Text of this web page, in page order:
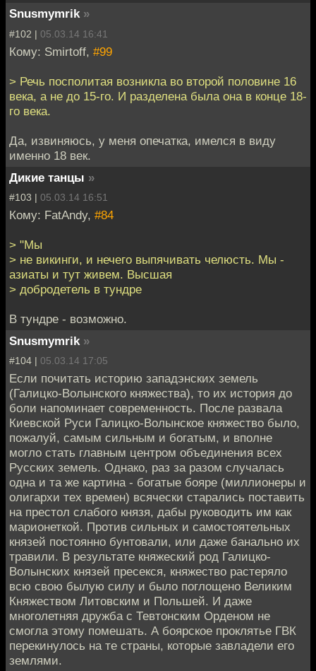
Snusmymrik »
#102 | 05.03.14 16:41
Кому: Smirtoff, #99
> Речь посполитая возникла во второй половине 16
века, а не до 15-го. И разделена была она в конце 18-
го века.
Да, извиняюсь, у меня опечатка, имелся в виду
именно 18 век.
Дикие танцы »
#103 | 05.03.14 16:51
Кому: FatAndy, #84
> "Мы
> не викинги, и нечего выпячивать челюсть. Мы -
азиаты и тут живем. Высшая
> добродетель в тундре
В тундре - возможно.
Snusmymrik »
#104 | 05.03.14 17:05
Если почитать историю западэнских земель
(Галицко-Волынского княжества), то их история до
боли напоминает современность. После развала
Киевской Руси Галицко-Волынское княжество было,
пожалуй, самым сильным и богатым, и вполне
могло стать главным центром объединения всех
Русских земель. Однако, раз за разом случалась
одна и та же картина - богатые бояре (миллионеры и
олигархи тех времен) всячески старались поставить
на престол слабого князя, дабы руководить им как
марионеткой. Против сильных и самостоятельных
князей постоянно бунтовали, или даже банально их
травили. В результате княжеский род Галицко-
Волынских князей пресекся, княжество растеряло
всю свою былую силу и было поглощено Великим
Княжеством Литовским и Польшей. И даже
многолетняя дружба с Тевтонским Орденом не
смогла этому помешать. А боярское проклятье ГВК
перекинулось на те страны, которые завладели его
землями.